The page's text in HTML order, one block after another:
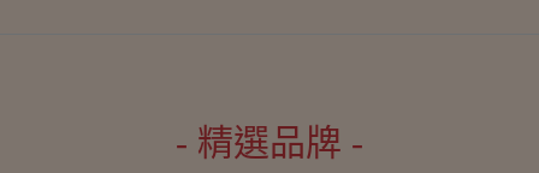
- 精選品牌 -